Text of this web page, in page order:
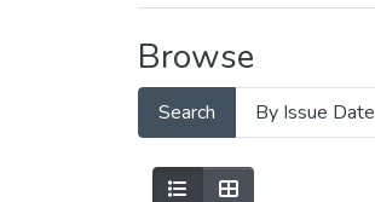
Browse
Search By Issue Date